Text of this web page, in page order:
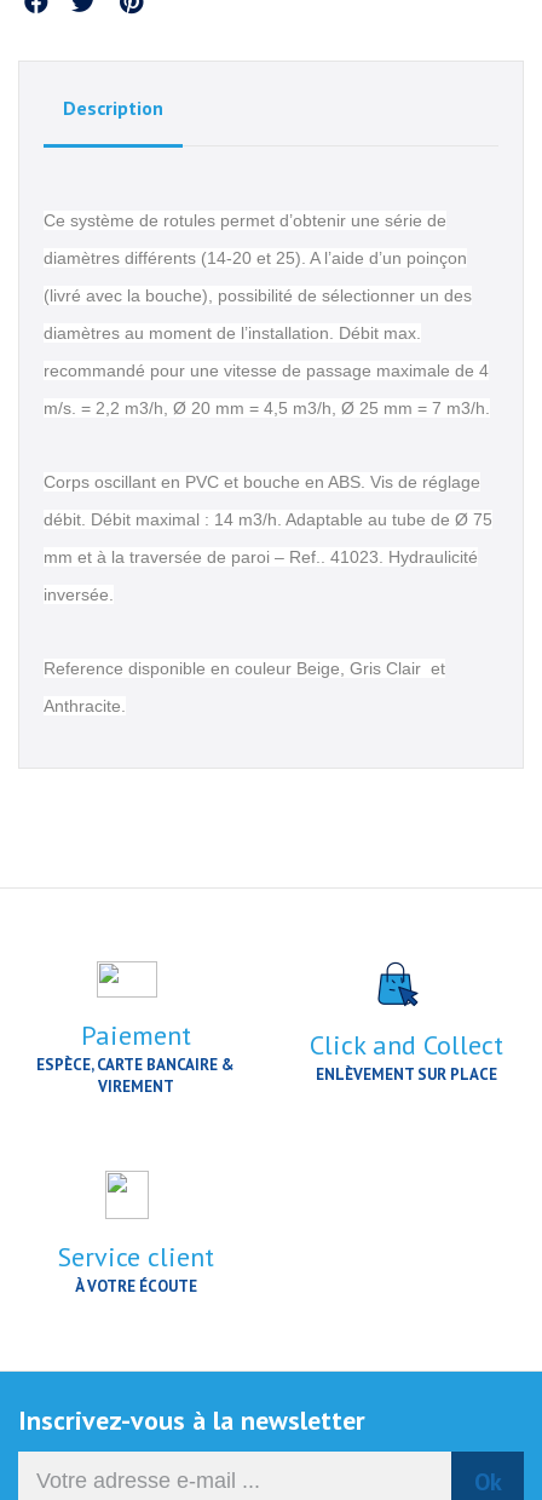
Partager
Description
Ce système de rotules permet d’obtenir une série de
diamètres différents (14-20 et 25). A l’aide d’un poinçon
(livré avec la bouche), possibilité de sélectionner un des
diamètres au moment de l’installation. Débit max.
recommandé pour une vitesse de passage maximale de 4
m/s. = 2,2 m3/h, Ø 20 mm = 4,5 m3/h, Ø 25 mm = 7 m3/h.
Corps oscillant en PVC et bouche en ABS. Vis de réglage
débit. Débit maximal : 14 m3/h. Adaptable au tube de Ø 75
mm et à la traversée de paroi – Ref.. 41023. Hydraulicité
inversée.
Reference disponible en couleur Beige, Gris Clair et
Anthracite.
Paiement
ESPÈCE, CARTE BANCAIRE &
VIREMENT
Click and Collect
ENLÈVEMENT SUR PLACE
Service client
À VOTRE ÉCOUTE
Inscrivez-vous à la newsletter